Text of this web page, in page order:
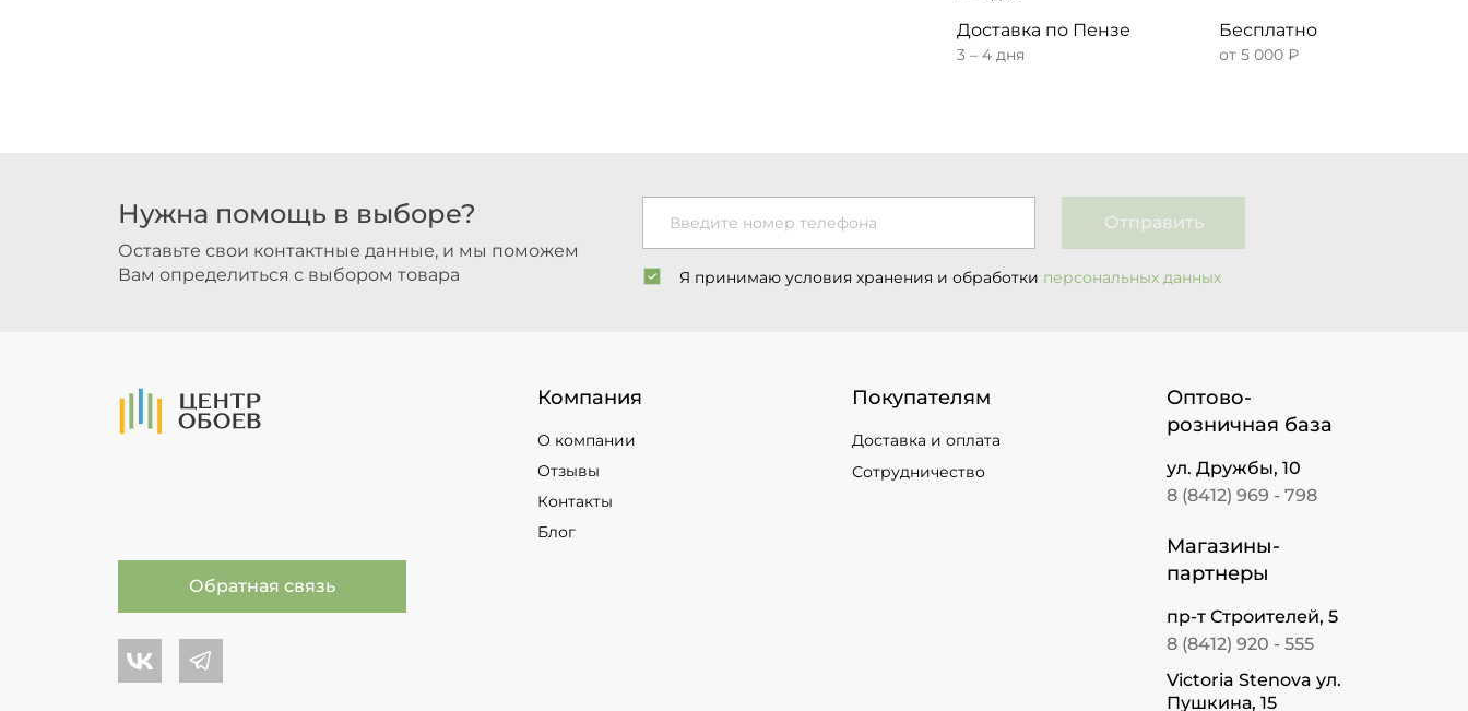
Доставка по Пензе
3 – 4 дня
Бесплатно
от 5 000 ₽
Нужна помощь в выборе?
Оставьте свои контактные данные, и мы поможем
Вам определиться с выбором товара
Введите номер телефона Отправить
Я принимаю условия хранения и обработки персональных данных
На Главную Компания
О компании
Отзывы
Контакты
Блог
Покупателям
Доставка и оплата
Сотрудничество
Оптово-
розничная база
ул. Дружбы, 10
8 (8412) 969 - 798
Магазины-
партнеры
пр-т Строителей, 5
8 (8412) 920 - 555
Victoria Stenova ул.
Пушкина, 15
Обратная связь
Центр обоев во Вконтакте
Центр обоев в Телеграме